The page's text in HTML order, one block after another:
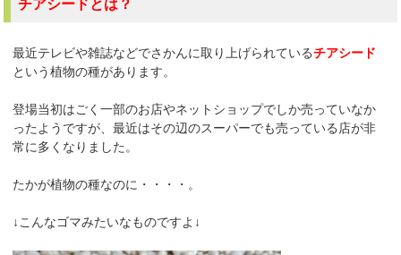
チアシードとは？
最近テレビや雑誌などでさかんに取り上げられているチアシード
という植物の種があります。
登場当初はごく一部のお店やネットショップでしか売っていなか
ったようですが、最近はその辺のスーパーでも売っている店が非
常に多くなりました。
たかが植物の種なのに・・・・。
↓こんなゴマみたいなものですよ↓